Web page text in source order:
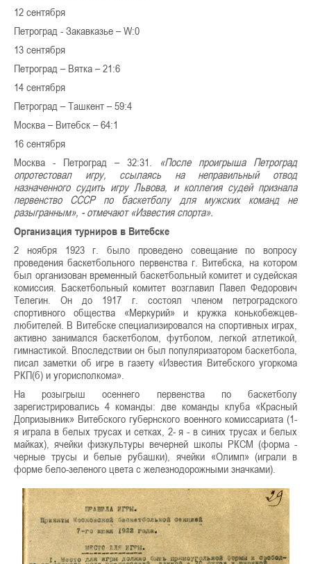
12 сентября
Петроград - Закавказье – W:0
13 сентября
Петроград – Вятка – 21:6
14 сентября
Петроград – Ташкент – 59:4
Москва – Витебск – 64:1
16 сентября
Москва - Петроград – 32:31.
«После проигрыша Петроград
опротестовал игру, ссылаясь на неправильный отвод
назначенного судить игру Львова, и коллегия судей признала
первенство СССР по баскетболу для мужских команд не
разыгранным», - отмечают «Известия спорта».
Организация турниров в Витебске
2 ноября 1923 г. было проведено совещание по вопросу
проведения баскетбольного первенства г. Витебска, на котором
был организован временный баскетбольный комитет и судейская
комиссия. Баскетбольный комитет возглавил Павел Федорович
Телегин. Он до 1917 г. состоял членом петроградского
спортивного общества «Меркурий» и кружка конькобежцев-
любителей. В Витебске специализировался на спортивных играх,
активно занимался баскетболом, футболом, легкой атлетикой,
гимнастикой. Впоследствии он был популяризатором баскетбола,
писал заметки об игре в газету «Известия Витебского угоркома
РКП(б) и угорисполкома».
На розыгрыш осеннего первенства по баскетболу
зарегистрировались 4 команды: две команды клуба «Красный
Допризывник» Витебского губернского военного комиссариата (1-
я играла в белых трусах и сетках, 2- я - в синих трусах и белых
майках), ячейки физкультуры вечерней школы РКСМ (форма -
черные трусы и белые рубашки), ячейки «Олимп» (играли в
форме бело-зеленого цвета с железнодорожными значками).